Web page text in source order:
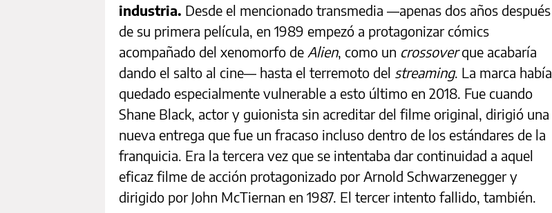
industria. Desde el mencionado transmedia —apenas dos años después
de su primera película, en 1989 empezó a protagonizar cómics
acompañado del xenomorfo de Alien, como un crossoverque acabaría
dando el salto al cine— hasta el terremoto del streaming. La marca había
quedado especialmente vulnerable a esto último en 2018. Fue cuando
Shane Black, actor y guionista sin acreditar del filme original, dirigió una
nueva entrega que fue un fracaso incluso dentro de los estándares de la
franquicia. Era la tercera vez que se intentaba dar continuidad a aquel
eficaz filme de acción protagonizado por Arnold Schwarzenegger y
dirigido por John McTiernan en 1987. El tercer intento fallido, también.